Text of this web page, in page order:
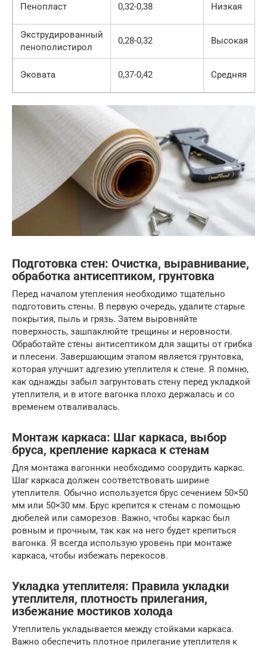
Пенопласт 0,32-0,38 Низкая
Экструдированный
пенополистирол
0,28-0,32 Высокая
Эковата 0,37-0,42 Средняя
Подготовка стен: Очистка, выравнивание,
обработка антисептиком, грунтовка
Перед началом утепления необходимо тщательно
подготовить стены. В первую очередь, удалите старые
покрытия, пыль и грязь. Затем выровняйте
поверхность, зашпаклюйте трещины и неровности.
Обработайте стены антисептиком для защиты от грибка
и плесени. Завершающим этапом является грунтовка,
которая улучшит адгезию утеплителя к стене. Я помню,
как однажды забыл загрунтовать стену перед укладкой
утеплителя, и в итоге вагонка плохо держалась и со
временем отваливалась.
Монтаж каркаса: Шаг каркаса, выбор
бруса, крепление каркаса к стенам
Для монтажа вагоннки необходимо соорудить каркас.
Шаг каркаса должен соответствовать ширине
утеплителя. Обычно используется брус сечением 50×50
мм или 50×30 мм. Брус крепится к стенам с помощью
дюбелей или саморезов. Важно, чтобы каркас был
ровным и прочным, так как на него будет крепиться
вагонка. Я всегда использую уровень при монтаже
каркаса, чтобы избежать перекосов.
Укладка утеплителя: Правила укладки
утеплителя, плотность прилегания,
избежание мостиков холода
Утеплитель укладывается между стойками каркаса.
Важно обеспечить плотное прилегание утеплителя к